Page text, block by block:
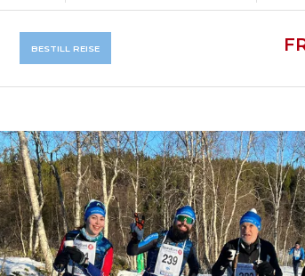
BESTILL REISE